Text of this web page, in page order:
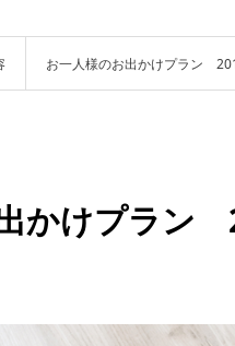
お一人様のお出かけプラン
かけプラン